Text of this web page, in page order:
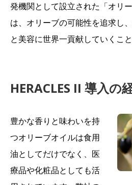
発機関として設立された「オリ
は、オリーブの可能性を追求し
と美容に世界一貢献していくこ
HERACLES II 導入の
豊かな香りと味わいを持
つオリーブオイルは食用
油としてだけでなく、医
療品や化粧品としても活